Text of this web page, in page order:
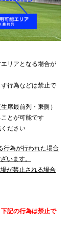
リアとなる場合が
行為などは禁止で
席最前列・東側）
とが可能です
ださい
行為が行われた場合
います。
が禁止される場合
記の行為は禁止で